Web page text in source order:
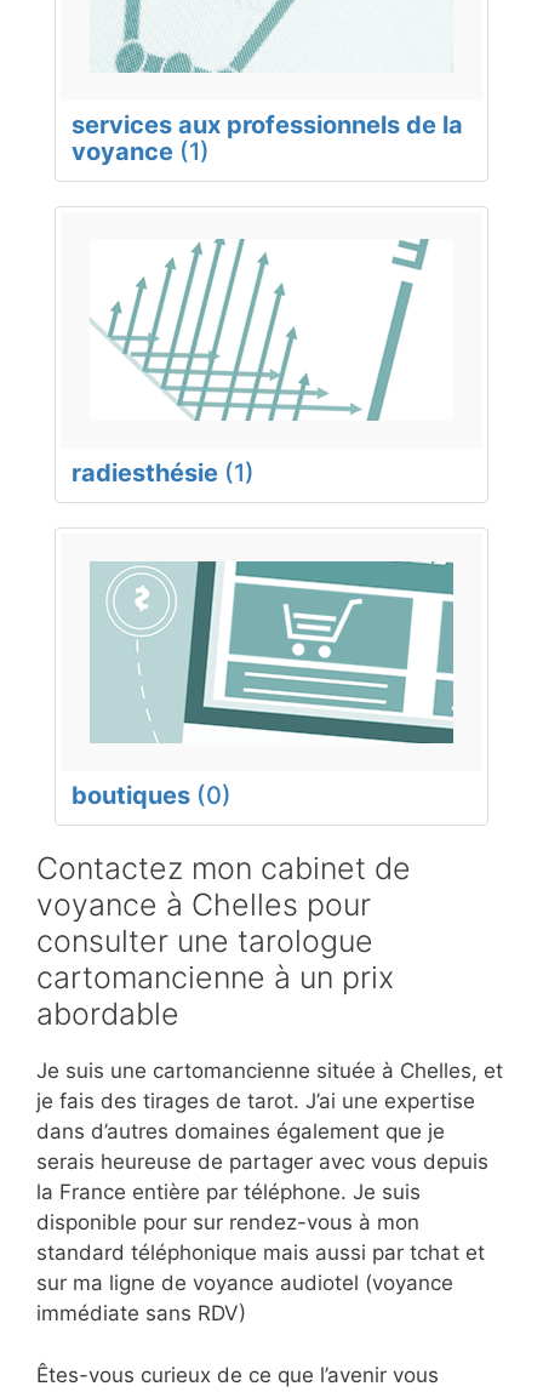
services aux professionnels de la
voyance (1)
radiesthésie (1)
boutiques (0)
Contactez mon cabinet de
voyance à Chelles pour
consulter une tarologue
cartomancienne à un prix
abordable
Je suis une cartomancienne située à Chelles, et
je fais des tirages de tarot. J’ai une expertise
dans d’autres domaines également que je
serais heureuse de partager avec vous depuis
la France entière par téléphone. Je suis
disponible pour sur rendez-vous à mon
standard téléphonique mais aussi par tchat et
sur ma ligne de voyance audiotel (voyance
immédiate sans RDV)
Êtes-vous curieux de ce que l’avenir vous